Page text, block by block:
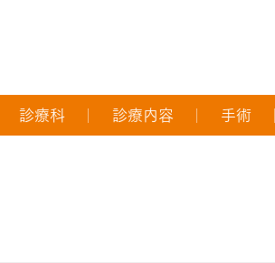
診療科 診療内容 手術